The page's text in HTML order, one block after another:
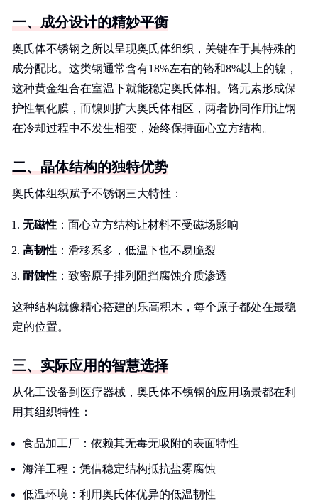
一、成分设计的精妙平衡
奥氏体不锈钢之所以呈现奥氏体组织，关键在于其特殊的
成分配比。这类钢通常含有18%左右的铬和8%以上的镍，
这种黄金组合在室温下就能稳定奥氏体相。铬元素形成保
护性氧化膜，而镍则扩大奥氏体相区，两者协同作用让钢
在冷却过程中不发生相变，始终保持面心立方结构。
二、晶体结构的独特优势
奥氏体组织赋予不锈钢三大特性：
无磁性 ：面心立方结构让材料不受磁场影响
高韧性 ：滑移系多，低温下也不易脆裂
耐蚀性 ：致密原子排列阻挡腐蚀介质渗透
这种结构就像精心搭建的乐高积木，每个原子都处在最稳
定的位置。
三、实际应用的智慧选择
从化工设备到医疗器械，奥氏体不锈钢的应用场景都在利
用其组织特性：
食品加工厂：依赖其无毒无吸附的表面特性
海洋工程：凭借稳定结构抵抗盐雾腐蚀
低温环境：利用奥氏体优异的低温韧性